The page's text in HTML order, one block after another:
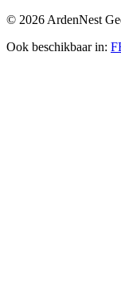
© 2026 ArdenNest
Ook beschikbaar in: